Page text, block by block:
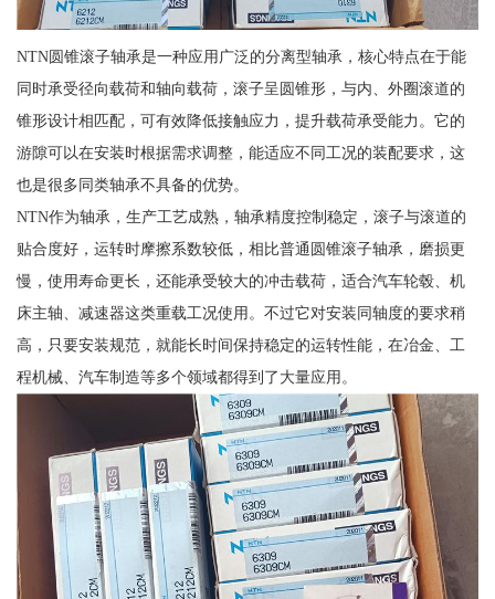
NTN圆锥滚子轴承是一种应用广泛的分离型轴承，核心特点在于能
同时承受径向载荷和轴向载荷，滚子呈圆锥形，与内、外圈滚道的
锥形设计相匹配，可有效降低接触应力，提升载荷承受能力。它的
游隙可以在安装时根据需求调整，能适应不同工况的装配要求，这
也是很多同类轴承不具备的优势。
NTN作为轴承，生产工艺成熟，轴承精度控制稳定，滚子与滚道的
贴合度好，运转时摩擦系数较低，相比普通圆锥滚子轴承，磨损更
慢，使用寿命更长，还能承受较大的冲击载荷，适合汽车轮毂、机
床主轴、减速器这类重载工况使用。不过它对安装同轴度的要求稍
高，只要安装规范，就能长时间保持稳定的运转性能，在冶金、工
程机械、汽车制造等多个领域都得到了大量应用。